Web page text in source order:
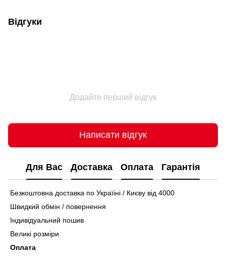
Відгуки
Додайте перший відгук
Написати відгук
Для Вас Доставка Оплата Гарантія
Безкоштовна доставка по Україіні / Києву від 4000
Швидкий обмін / повернення
Індивідуальний пошив
Великі розміри
Оплата